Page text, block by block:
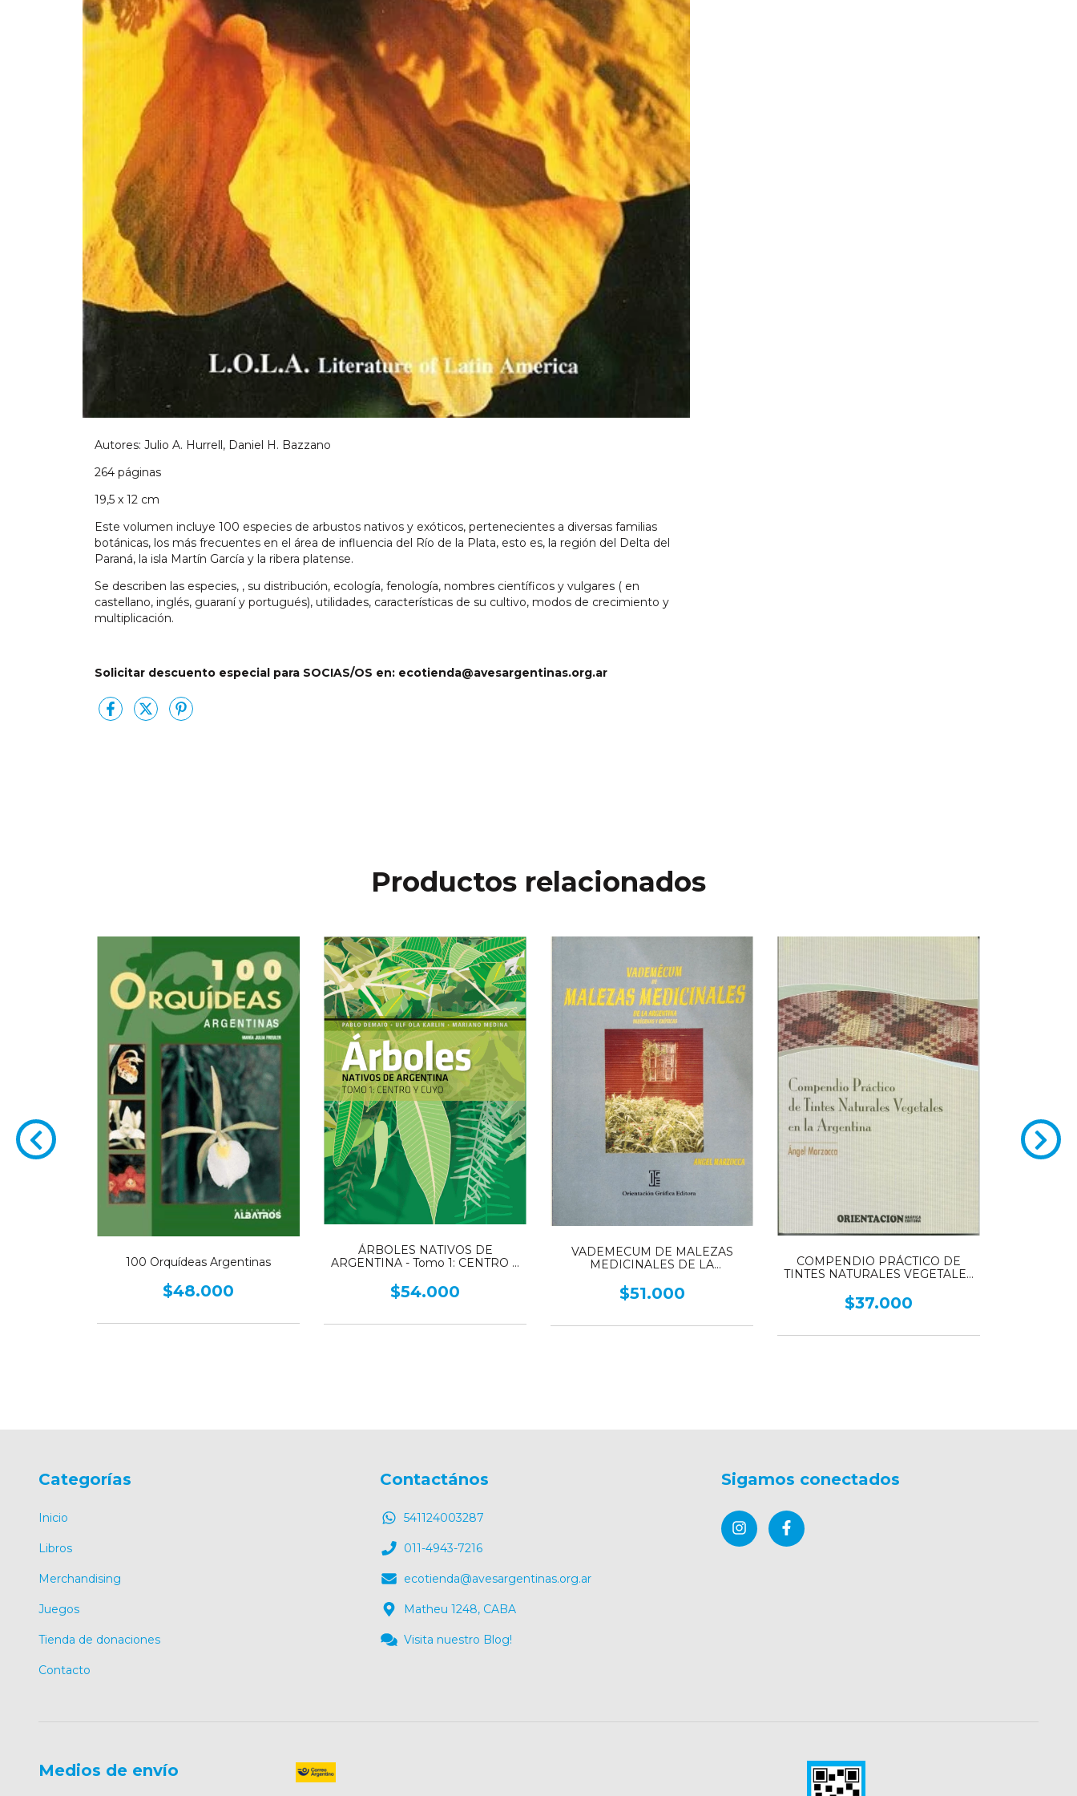
Autores: Julio A. Hurrell, Daniel H. Bazzano
264 páginas
19,5 x 12 cm
Este volumen incluye 100 especies de arbustos nativos y exóticos, pertenecientes a diversas familias
botánicas, los más frecuentes en el área de influencia del Río de la Plata, esto es, la región del Delta del
Paraná, la isla Martín García y la ribera platense.
Se describen las especies, , su distribución, ecología, fenología, nombres científicos y vulgares ( en
castellano, inglés, guaraní y portugués), utilidades, características de su cultivo, modos de crecimiento y
multiplicación.
Solicitar descuento especial para SOCIAS/OS en: ecotienda@avesargentinas.org.ar
Productos relacionados
DE
100 Orquídeas Argentinas
$48.000
ÁRBOLES NATIVOS DE
ARGENTINA - Tomo 1: CENTRO Y
$54.000
VADEMECUM DE MALEZAS
MEDICINALES DE LA
$51.000
COMPENDIO PRÁCTICO DE
TINTES NATURALES VEGETALES
$37.000
Categorías
Inicio
Libros
Merchandising
Juegos
Tienda de donaciones
Contacto
Contactános
541124003287
011-4943-7216
ecotienda@avesargentinas.org.ar
Matheu 1248, CABA
Visita nuestro Blog!
Sigamos conectados
Medios de envío